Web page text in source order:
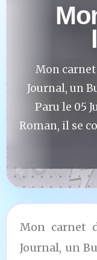
Mon carnet
Journal, un
Paru le 05
Roman, il se
Mon carnet
Journal, un